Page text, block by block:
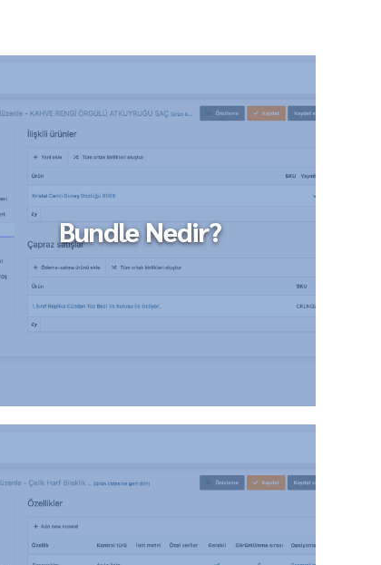
Bundle Nedir?